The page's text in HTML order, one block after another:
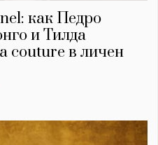
как Педро
и Тилда
couture в личен